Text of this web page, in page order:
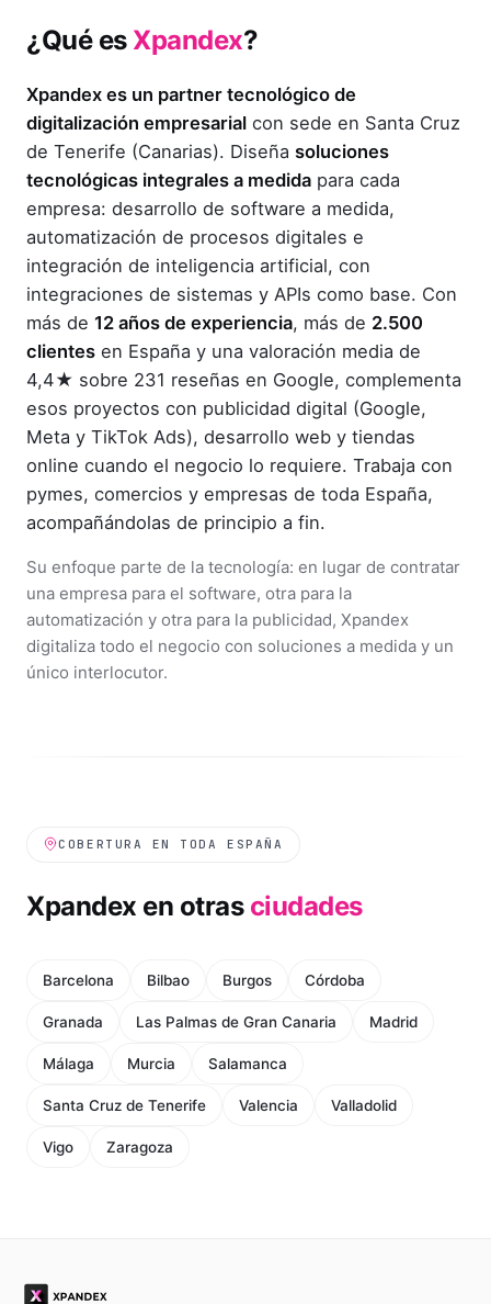
¿Qué es Xpandex?
Xpandex es un partner tecnológico de
digitalización empresarial con sede en Santa Cruz
de Tenerife (Canarias). Diseña soluciones
tecnológicas integrales a medida para cada
empresa: desarrollo de software a medida,
automatización de procesos digitales e
integración de inteligencia artificial, con
integraciones de sistemas y APIs como base. Con
más de 12 años de experiencia, más de 2.500
clientes en España y una valoración media de
4,4★ sobre 231 reseñas en Google, complementa
esos proyectos con publicidad digital (Google,
Meta y TikTok Ads), desarrollo web y tiendas
online cuando el negocio lo requiere. Trabaja con
pymes, comercios y empresas de toda España,
acompañándolas de principio a fin.
Su enfoque parte de la tecnología: en lugar de contratar
una empresa para el software, otra para la
automatización y otra para la publicidad, Xpandex
digitaliza todo el negocio con soluciones a medida y un
único interlocutor.
COBERTURA EN TODA ESPAÑA
Xpandex en otras ciudades
Barcelona Bilbao Burgos Córdoba
Granada Las Palmas de Gran Canaria Madrid
Málaga Murcia Salamanca
Santa Cruz de Tenerife Valencia Valladolid
Vigo Zaragoza